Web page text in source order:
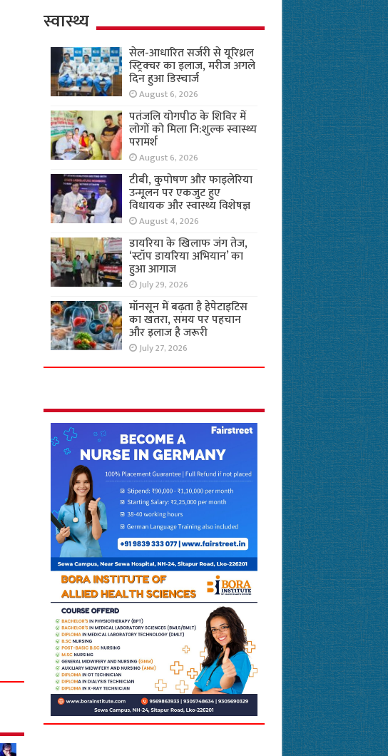
स्वास्थ्य
सेल-आधारित सर्जरी से यूरिथ्रल
स्ट्रिक्चर का इलाज, मरीज अगले
दिन हुआ डिस्चार्ज
August 6, 2026
पतंजलि योगपीठ के शिविर में
लोगों को मिला नि:शुल्क स्वास्थ्य
परामर्श
August 6, 2026
टीबी, कुपोषण और फाइलेरिया
उन्मूलन पर एकजुट हुए
विधायक और स्वास्थ्य विशेषज्ञ
August 4, 2026
डायरिया के खिलाफ जंग तेज,
‘स्टॉप डायरिया अभियान’ का
हुआ आगाज
July 29, 2026
मॉनसून में बढ़ता है हेपेटाइटिस
का खतरा, समय पर पहचान
और इलाज है जरूरी
July 27, 2026